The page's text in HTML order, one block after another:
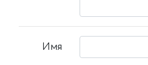
Имя